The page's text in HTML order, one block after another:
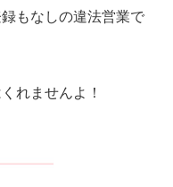
もなしの違法営業で
れませんよ！